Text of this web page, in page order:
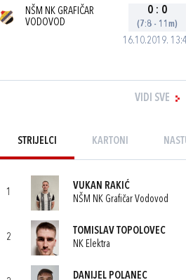
16.10.2019.
NŠM NK GRAFIČAR
VODOVOD
0 : 0
(7:8 - 11m)
VIDI SVE
STRIJELCI KARTONI
1
VUKAN RAKIĆ
NŠM NK Grafičar Vodovod
2
TOMISLAV TOPOLOVEC
NK Elektra
DANIJEL POLANEC